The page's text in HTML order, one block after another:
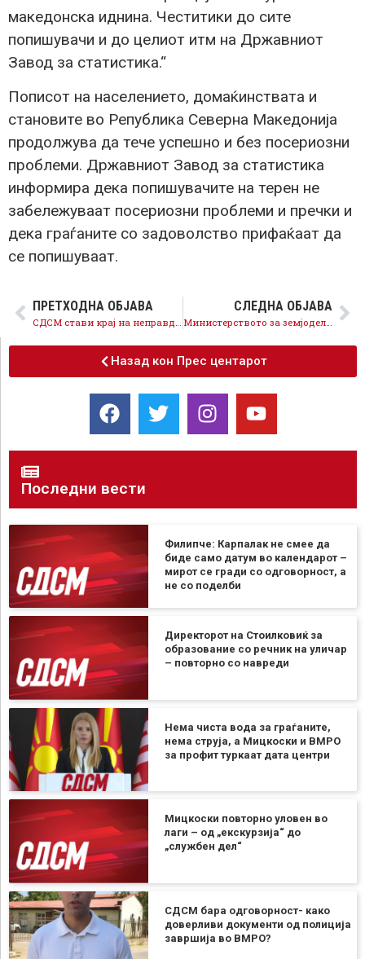
македонска иднина. Честитики до сите
попишувачи и до целиот итм на Државниот
Завод за статистика.“
Пописот на населението, домаќинствата и
становите во Република Северна Македонија
продолжува да тече успешно и без посериозни
проблеми. Државниот Завод за статистика
информира дека попишувачите на терен не
забележуваат посериозни проблеми и пречки и
дека граѓаните со задоволство прифаќаат да
се попишуваат.
ПРЕТХОДНА ОБЈАВА СЛЕДНА ОБЈАВА
Министерството за земјоделство договори зголемување на откупната цена на грозјето со винариите
Назад кон Прес центарот
Последни вести
Филипче: Карпалак не смее да
биде само датум во календарот –
мирот се гради со одговорност, а
не со поделби
Директорот на Стоилковиќ за
образование со речник на уличар
– повторно со навреди
Нема чиста вода за граѓаните,
нема струја, а Мицкоски и ВМРО
за профит туркаат дата центри
Мицкоски повторно уловен во
лаги – од „екскурзија“ до
„службен дел“
СДСМ бара одговорност- како
доверливи документи од полиција
завршија во ВМРО?